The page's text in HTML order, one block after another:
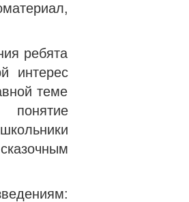
ребята
интерес
теме